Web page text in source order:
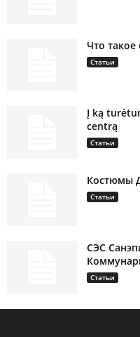
Что
Статьи
Į ką
centrą
Статьи
Костюмы
Статьи
СЭС
Статьи